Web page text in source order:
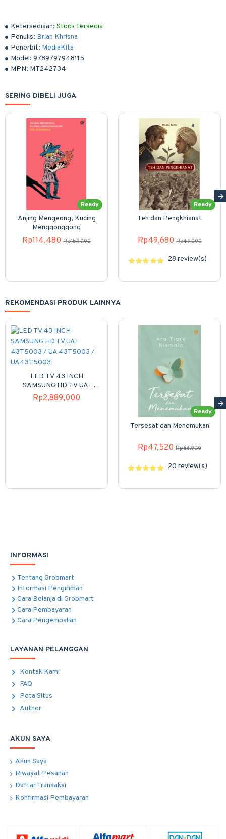
Ketersediaan: Stock Tersedia
Penulis: Brian Khrisna
Penerbit: MediaKita
Model: 9789797948115
MPN: MT242734
SERING DIBELI JUGA
Ready
Anjing Mengeong, Kucing
Menggonggong
Rp114,480 Rp159,000
Ready
Teh dan Pengkhianat
Rp49,680 Rp69,000
28 review(s)
REKOMENDASI PRODUK LAINNYA
LED TV 43 INCH
SAMSUNG HD TV UA-
43T5003 / UA 43T5003
/ UA43T5003
Rp2,889,000
Ready
Tersesat dan Menemukan
Rp47,520 Rp66,000
20 review(s)
INFORMASI
Tentang Grobmart
Informasi Pengiriman
Cara Belanja di Grobmart
Cara Pembayaran
Cara Pengembalian
LAYANAN PELANGGAN
Kontak Kami
FAQ
Peta Situs
Author
AKUN SAYA
Akun Saya
Riwayat Pesanan
Daftar Transaksi
Konfirmasi Pembayaran